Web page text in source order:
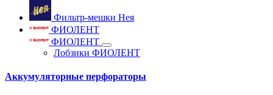
Фильтр-мешки Нея
ФИОЛЕНТ
ФИОЛЕНТ
Лобзики ФИОЛЕНТ
Аккумуляторные перфораторы